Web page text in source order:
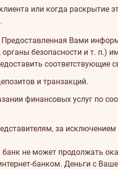
или когда раскрытие
Вами
безопасности и т. п.)
соответствующие
и транзакций.
финансовых услуг по
за
не может продолжать
банком. Деньги с